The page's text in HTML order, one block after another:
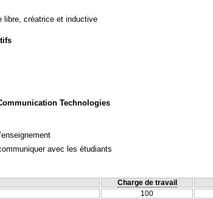
libre, créatrice et inductive
Technologies
avec les étudiants
Charge de travail
100